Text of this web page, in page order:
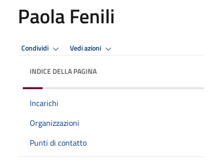
Paola Fenili
Condividi Vedi azioni
INDICE DELLA PAGINA
Incarichi
Organizzazioni
Punti di contatto